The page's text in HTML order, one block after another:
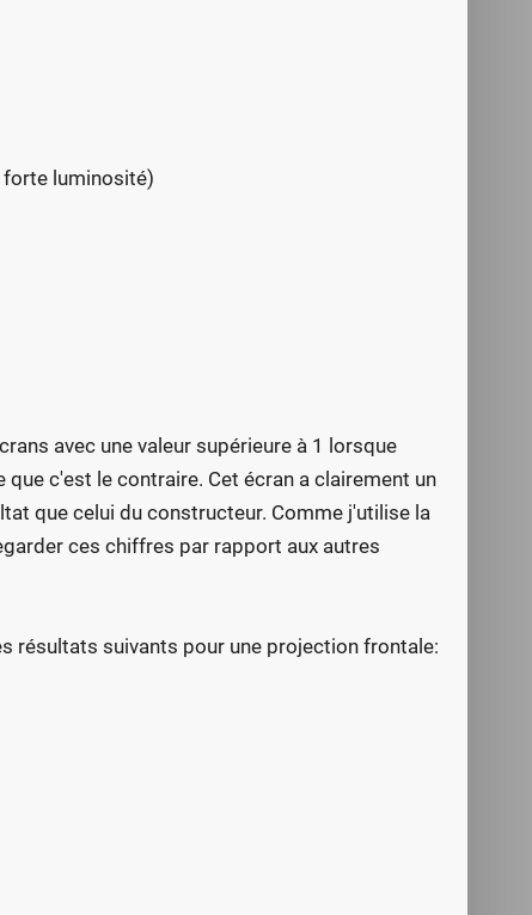
luminosité)
avec une valeur supérieure à 1 lorsque
c'est le contraire. Cet écran a clairement un
que celui du constructeur. Comme j'utilise la
ces chiffres par rapport aux autres
résultats suivants pour une projection frontale: